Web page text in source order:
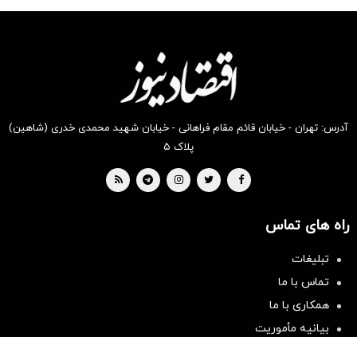
آدرس: تهران - خیابان قائم مقام فراهانی - خیابان شهید محمدی خدری (شاهین)
پلاک ۵
راه های تماس
تبلیغات
تماس با ما
همکاری با ما
بیانیه مأموریت